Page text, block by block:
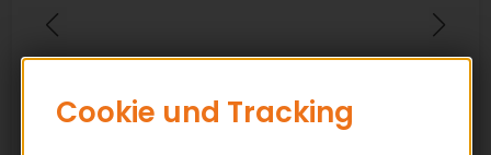
Cookie und Tracking